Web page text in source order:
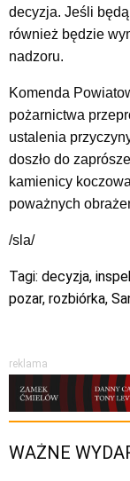
decyzja. Jeśli
również będzie
nadzoru.
Komenda
pożarnictwa
ustalenia
doszło do
kamienicy
poważnych
/sla/
Tagi: decyzja,
pozar, rozbiórka,
reklama
WAŻNE